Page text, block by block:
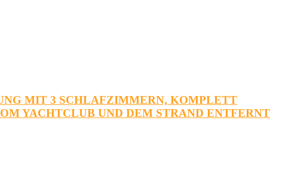
MIT 3 SCHLAFZIMMERN, KOMPLETT
YACHTCLUB UND DEM STRAND ENTFERNT